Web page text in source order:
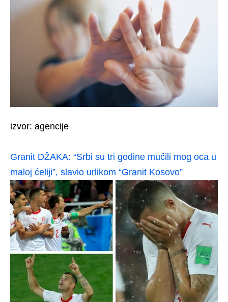
izvor: agencije
Granit DŽAKA: “Srbi su tri godine mučili mog oca u
maloj ćeliji”, slavio urlikom “Granit Kosovo”